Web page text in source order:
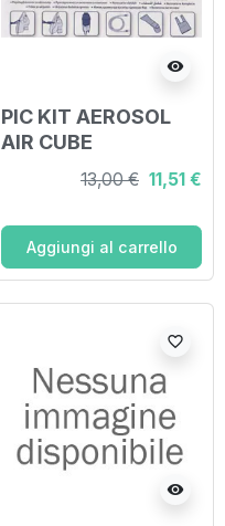
visibility
PIC KIT AEROSOL
AIR CUBE
13,00 € 11,51 €
Aggiungi al carrello
visibility
favorite_border